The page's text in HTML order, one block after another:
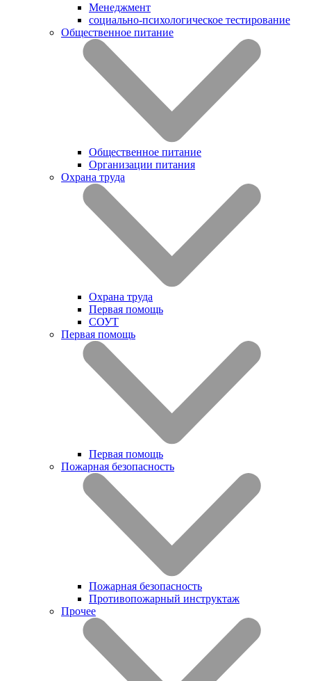
Менеджмент
социально-психологическое тестирование
Общественное питание
Общественное питание
Организации питания
Охрана труда
Охрана труда
Первая помощь
СОУТ
Первая помощь
Первая помощь
Пожарная безопасность
Пожарная безопасность
Противопожарный инструктаж
Прочее